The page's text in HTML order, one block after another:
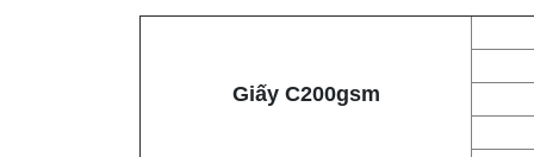
Giấy C200gsm